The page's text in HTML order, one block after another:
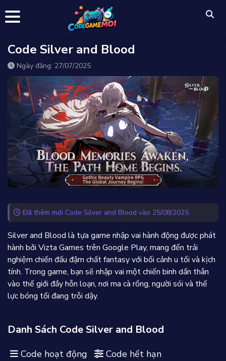
Code Silver and Blood
Ngày đăng: 27/07/2025
Đã thêm mới Code Silver and Blood vào 25/08/2025
Silver and Blood là tựa game nhập vai hành động được phát
hành bởi Vizta Games trên Google Play, mang đến trải
nghiệm chiến đấu đậm chất fantasy với bối cảnh u tối và kịch
tính. Trong game, bạn sẽ nhập vai một chiến binh dấn thân
vào thế giới đầy hỗn loạn, nơi ma cà rồng, người sói và thế
lực bóng tối đang trỗi dậy.
Danh Sách Code Silver and Blood
Code hoạt động Code hết hạn